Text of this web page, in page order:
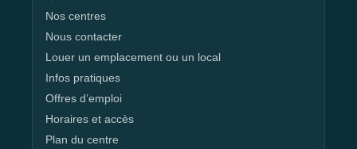
Nos centres
Nous contacter
Louer un emplacement ou un local
Infos pratiques
Offres d’emploi
Horaires et accès
Plan du centre